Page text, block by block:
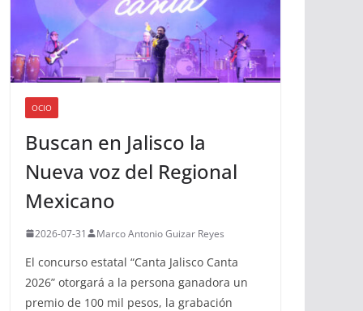
OCIO
Buscan en Jalisco la
Nueva voz del Regional
Mexicano
2026-07-31 Marco Antonio Guizar Reyes
El concurso estatal “Canta Jalisco Canta
2026” otorgará a la persona ganadora un
premio de 100 mil pesos, la grabación